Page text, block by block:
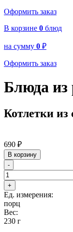
Оформить заказ
В корзине 0 блюд
на сумму 0 ₽
Оформить заказ
Блюда
Котлетки
690 ₽
В корзину
-
+
Ед. измерения:
порц
Вес:
230 г